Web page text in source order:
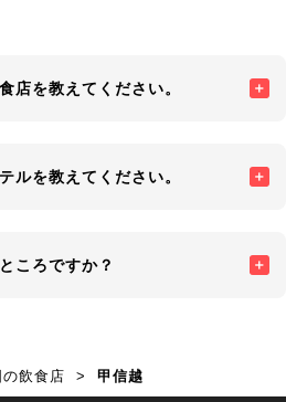
店を教えてください。
ルを教えてください。
ころですか？
飲食店 甲信越